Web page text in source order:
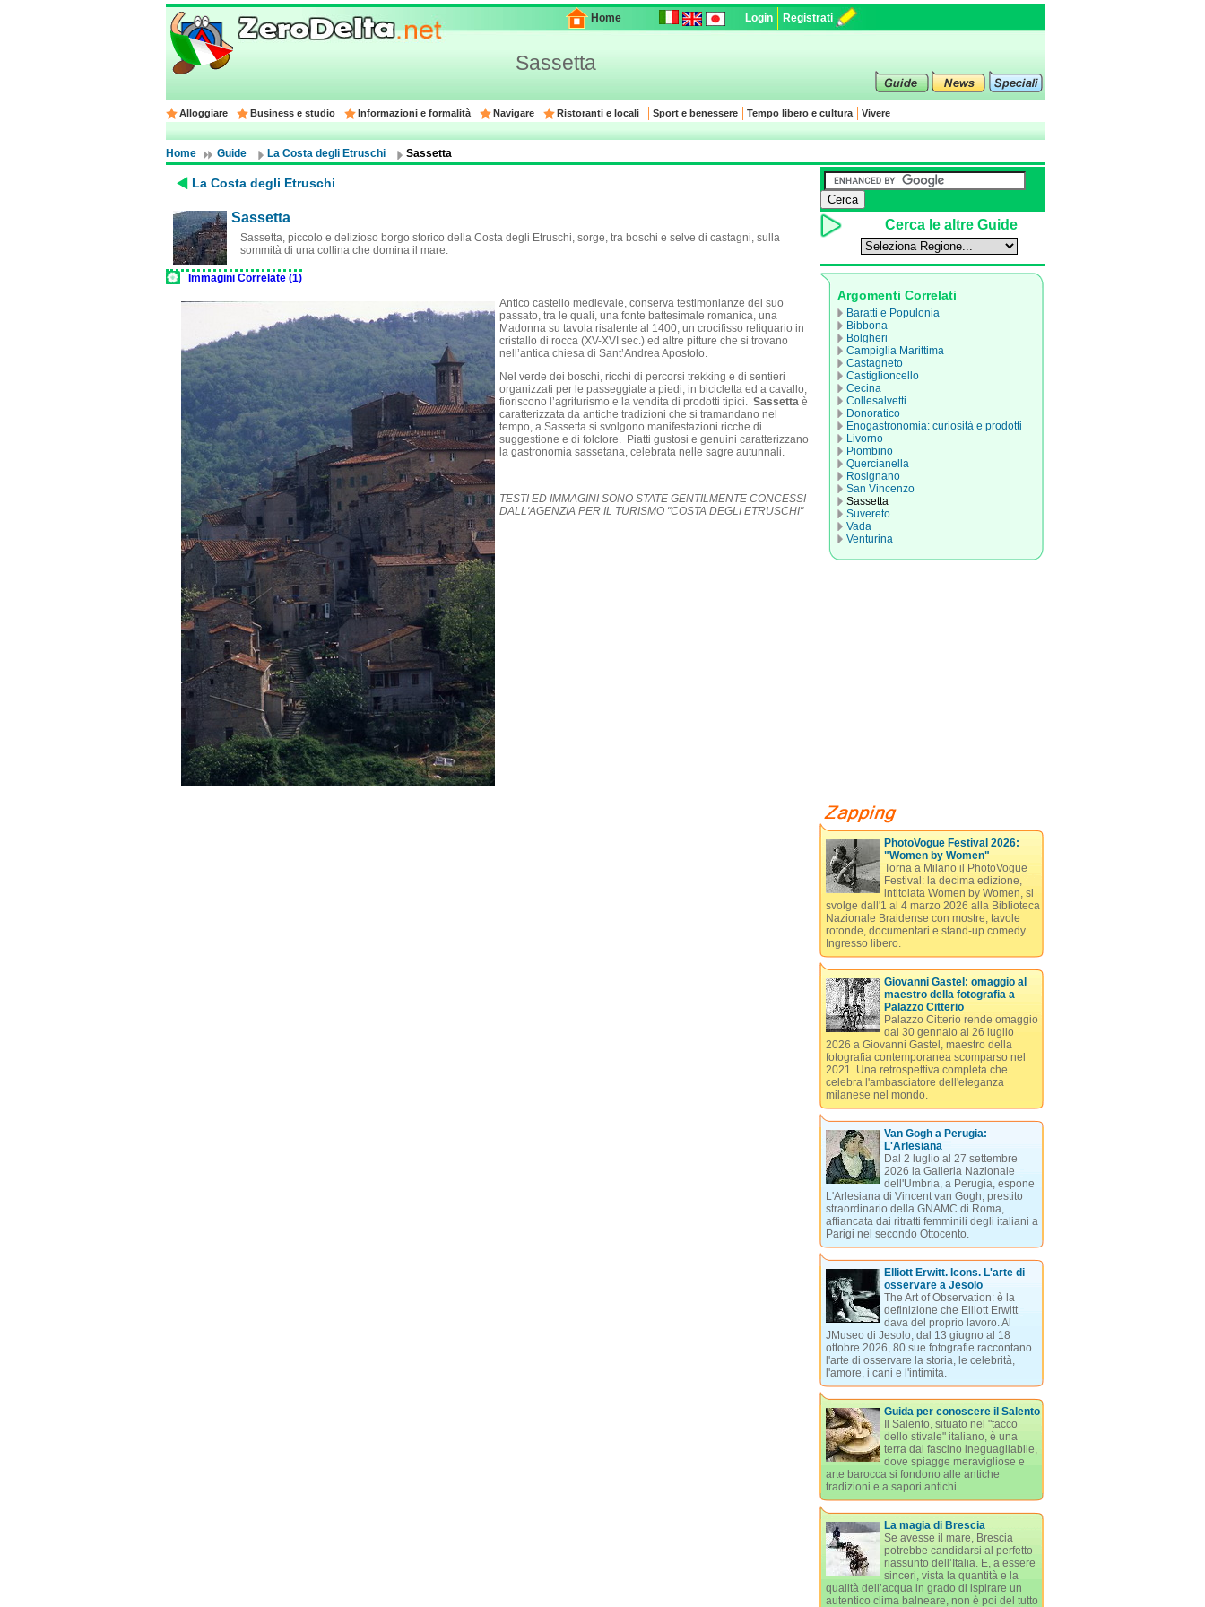
Home Login Registrati
Sassetta
Alloggiare Business e studio Informazioni e formalità Navigare Ristoranti e locali Sport e benessere Tempo libero e cultura Vivere
Home Guide La Costa degli Etruschi Sassetta
La Costa degli Etruschi
Sassetta
Sassetta, piccolo e delizioso borgo storico della Costa degli Etruschi, sorge, tra boschi e selve di castagni, sulla
sommità di una collina che domina il mare.
Immagini Correlate (1)
Antico castello medievale, conserva testimonianze del suo
passato, tra le quali, una fonte battesimale romanica, una
Madonna su tavola risalente al 1400, un crocifisso reliquario in
cristallo di rocca (XV-XVI sec.) ed altre pitture che si trovano
nell’antica chiesa di Sant’Andrea Apostolo.
Nel verde dei boschi, ricchi di percorsi trekking e di sentieri
organizzati per le passeggiate a piedi, in bicicletta ed a cavallo,
fioriscono l’agriturismo e la vendita di prodotti tipici. Sassettaè
caratterizzata da antiche tradizioni che si tramandano nel
tempo, a Sassetta si svolgono manifestazioni ricche di
suggestione e di folclore. Piatti gustosi e genuini caratterizzano
la gastronomia sassetana, celebrata nelle sagre autunnali.
TESTI ED IMMAGINI SONO STATE GENTILMENTE CONCESSI
DALL'AGENZIA PER IL TURISMO "COSTA DEGLI ETRUSCHI"
Cerca le altre Guide
Argomenti Correlati
Baratti e Populonia
Bibbona
Bolgheri
Campiglia Marittima
Castagneto
Castiglioncello
Cecina
Collesalvetti
Donoratico
Enogastronomia: curiosità e prodotti
Livorno
Piombino
Quercianella
Rosignano
San Vincenzo
Sassetta
Suvereto
Vada
Venturina
PhotoVogue Festival 2026:
"Women by Women"
Torna a Milano il PhotoVogue
Festival: la decima edizione,
intitolata Women by Women, si
svolge dall'1 al 4 marzo 2026 alla Biblioteca
Nazionale Braidense con mostre, tavole
rotonde, documentari e stand-up comedy.
Ingresso libero.
Giovanni Gastel: omaggio al
maestro della fotografia a
Palazzo Citterio
Palazzo Citterio rende omaggio
dal 30 gennaio al 26 luglio
2026 a Giovanni Gastel, maestro della
fotografia contemporanea scomparso nel
2021. Una retrospettiva completa che
celebra l'ambasciatore dell'eleganza
milanese nel mondo.
Van Gogh a Perugia:
L'Arlesiana
Dal 2 luglio al 27 settembre
2026 la Galleria Nazionale
dell'Umbria, a Perugia, espone
L'Arlesiana di Vincent van Gogh, prestito
straordinario della GNAMC di Roma,
affiancata dai ritratti femminili degli italiani a
Parigi nel secondo Ottocento.
Elliott Erwitt. Icons. L'arte di
osservare a Jesolo
The Art of Observation: è la
definizione che Elliott Erwitt
dava del proprio lavoro. Al
JMuseo di Jesolo, dal 13 giugno al 18
ottobre 2026, 80 sue fotografie raccontano
l'arte di osservare la storia, le celebrità,
l'amore, i cani e l'intimità.
Guida per conoscere il Salento
Il Salento, situato nel "tacco
dello stivale" italiano, è una
terra dal fascino ineguagliabile,
dove spiagge meravigliose e
arte barocca si fondono alle antiche
tradizioni e a sapori antichi.
La magia di Brescia
Se avesse il mare, Brescia
potrebbe candidarsi al perfetto
riassunto dell’Italia. E, a essere
sinceri, vista la quantità e la
qualità dell’acqua in grado di ispirare un
autentico clima balneare, non è poi del tutto